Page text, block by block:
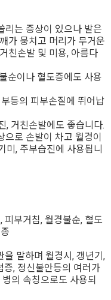
는 증상이 있으나 발은
가 뭉치고 머리가 무거운
친손발 및 미용, 아름다
순이나 혈도증에도 사용
등의 피부손질에 뛰어납
거친손발에도 좋습니다.
로 손발이 차고 월경이
미, 주부습진에 사용됩니
피부거침, 월경불순, 혈도
말하며 월경시, 갱년기,
, 정신불안등의 여러가
의 속칭으로도 사용되